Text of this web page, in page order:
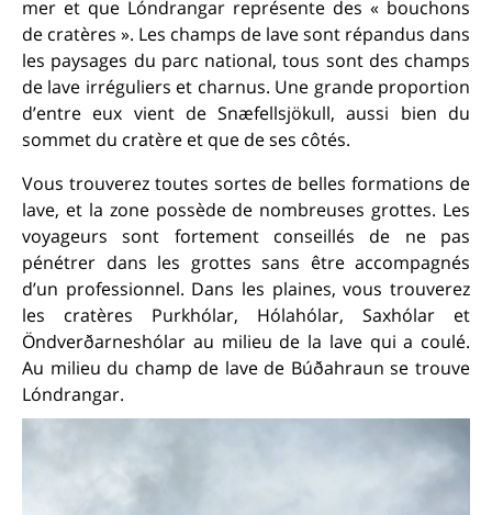
mer et que Lóndrangar représente des « bouchons
de cratères ». Les champs de lave sont répandus dans
les paysages du parc national, tous sont des champs
de lave irréguliers et charnus. Une grande proportion
d’entre eux vient de Snæfellsjökull, aussi bien du
sommet du cratère et que de ses côtés.
Vous trouverez toutes sortes de belles formations de
lave, et la zone possède de nombreuses grottes. Les
voyageurs sont fortement conseillés de ne pas
pénétrer dans les grottes sans être accompagnés
d’un professionnel. Dans les plaines, vous trouverez
les cratères Purkhólar, Hólahólar, Saxhólar et
Öndverðarneshólar au milieu de la lave qui a coulé.
Au milieu du champ de lave de Búðahraun se trouve
Lóndrangar.